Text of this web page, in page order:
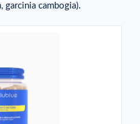
garcinia cambogia).